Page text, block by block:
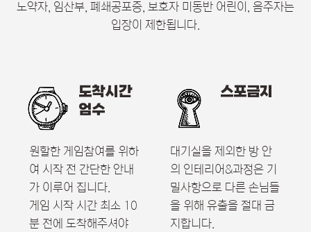
노약자, 임산부, 폐쇄공포증, 보호자 미동반 어린이, 음주자는
입장이 제한됩니다.
도착시간
엄수
원할한 게임참여를 위하
여 시작 전 간단한 안내
가 이루어 집니다.
게임 시작 시간 최소 10
분 전에 도착해주셔야
스포금지
대기실을 제외한 방 안
의 인테리어&과정은 기
밀사항으로 다른 손님들
을 위해 유출을 절대 금
지합니다.